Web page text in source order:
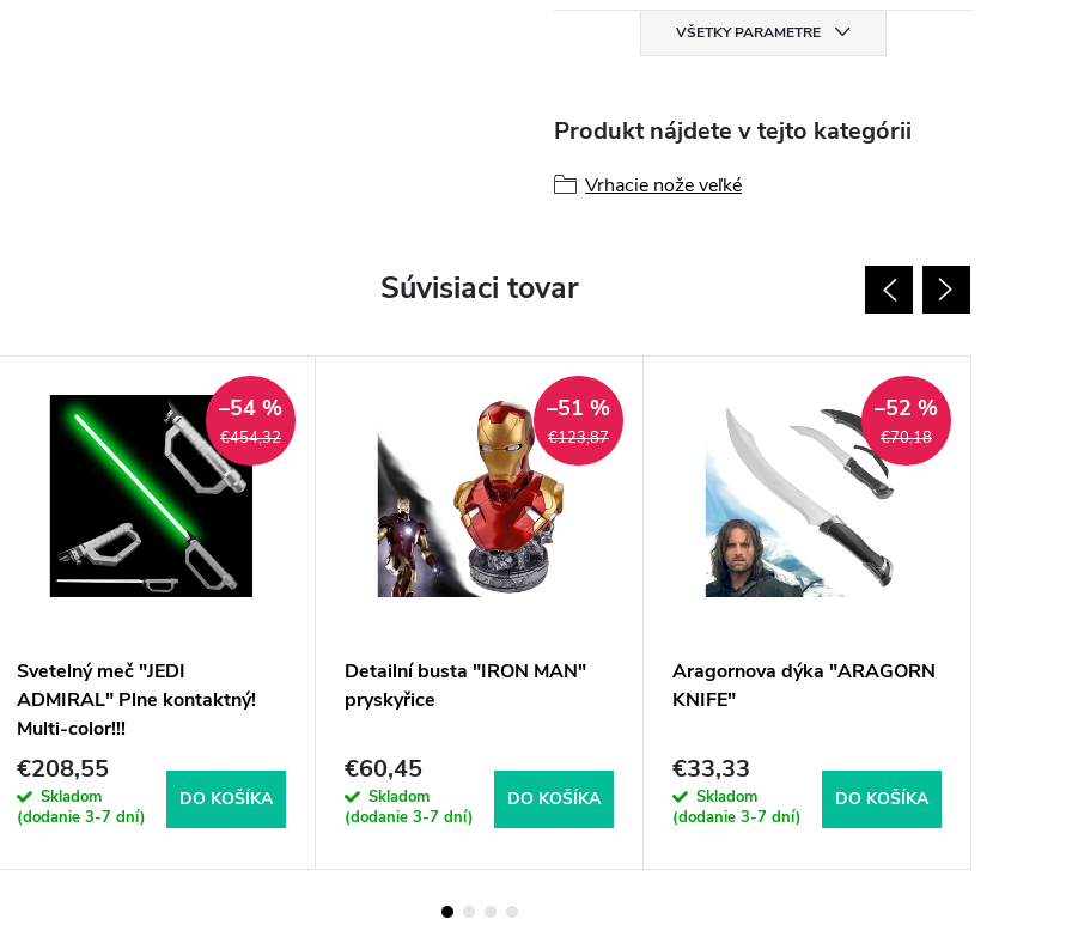
VŠETKY PARAMETRE
Produkt nájdete v tejto kategórii
Vrhacie nože veľké
Súvisiaci tovar
€454,32
–54 %
Svetelný meč "JEDI
ADMIRAL" Plne kontaktný!
Multi-color!!!
€208,55
Skladom
(dodanie 3-7 dní)
DO KOŠÍKA
€123,87
–51 %
Detailní busta "IRON MAN"
pryskyřice
€60,45
Skladom
(dodanie 3-7 dní)
DO KOŠÍKA
€70,18
–52 %
Aragornova dýka "ARAGORN
KNIFE"
€33,33
Skladom
(dodanie 3-7 dní)
DO KOŠÍKA